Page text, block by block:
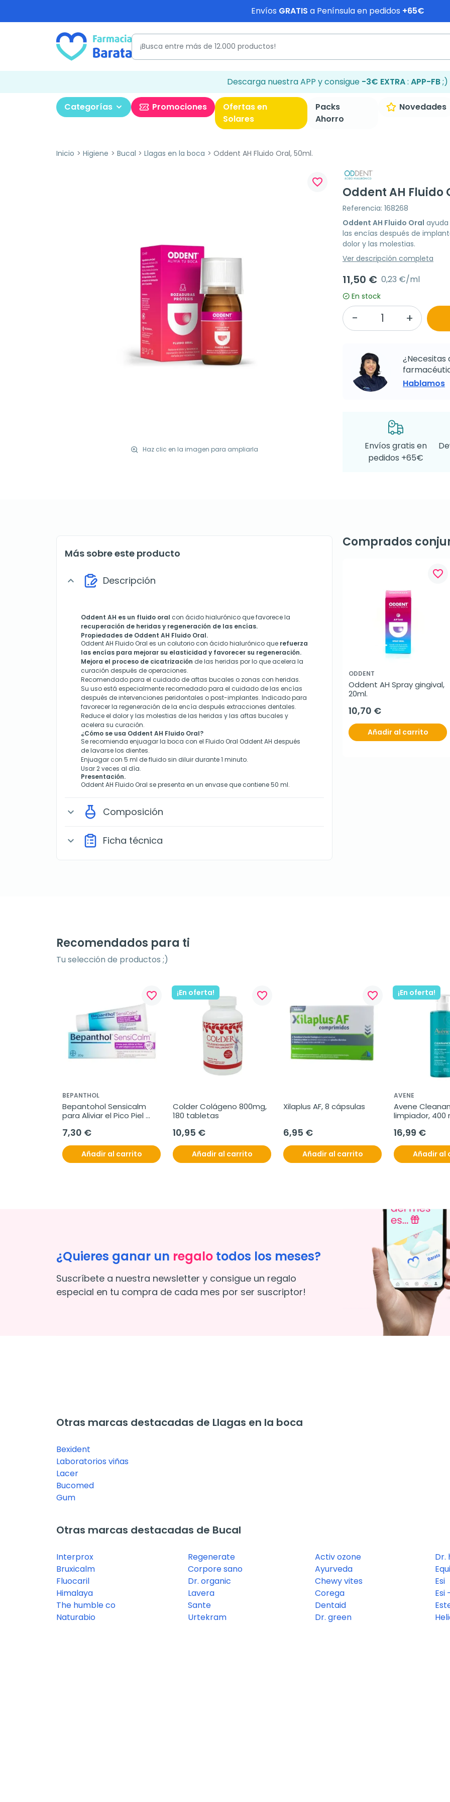
Envíos GRATIS a Península en pedidos +65€
Descarga nuestra APP y consigue -3€ EXTRA: APP-FB;)
Categorías Promociones
Ofertas en
Solares
Packs
Ahorro
Novedades
Inicio Higiene Bucal Llagas en la boca Oddent AH Fluido Oral, 50ml.
Haz clic en la imagen para ampliarla
favorite_border
Oddent AH Fluido
Referencia: 168268
Oddent AH Fluido Oral ayuda
las encías después de
dolor y las molestias.
Ver descripción completa
11,50 € 0,23 €/ml
En stock
¿Necesitas
Hablamos
Envíos gratis en
pedidos +65€
Más sobre este producto
expand_more Descripción
Oddent AH es un fluido oral con ácido hialurónico que favorece la
recuperación de heridas y regeneración de las encías.
Propiedades de Oddent AH Fluido Oral.
Oddent AH Fluido Oral es un colutorio con ácido hialurónico que refuerza
las encías para mejorar su elasticidad y favorecer su regeneración.
Mejora el proceso de cicatrización de las heridas por lo que acelera la
curación después de operaciones.
Recomendado para el cuidado de aftas bucales o zonas con heridas.
Su uso está especialmente recomedado para el cuidado de las encías
después de intervenciones peridontales o post-implantes. Indicado para
favorecer la regeneración de la encía después extracciones dentales.
Reduce el dolor y las molestias de las heridas y las aftas bucales y
acelera su curación.
¿Cómo se usa Oddent AH Fluido Oral?
Se recomienda enjuagar la boca con el Fluido Oral Oddent AH después
de lavarse los dientes.
Enjuagar con 5 ml de fluido sin diluir durante 1 minuto.
Usar 2 veces al día.
Presentación.
Oddent AH Fluido Oral se presenta en un envase que contiene 50 ml.
expand_more Composición
expand_more Ficha técnica
Comprados
favorite_border
ODDENT
Oddent AH Spray gingival,
20ml.
10,70 €
Añadir al carrito
Recomendados para ti
Tu selección de productos ;)
favorite_border
BEPANTHOL
Bepantohol Sensicalm
para Aliviar el Pico Piel
7,30 €
Añadir al carrito
¡En oferta! favorite_border
Colder Colágeno 800mg,
180 tabletas
10,95 €
Añadir al carrito
favorite_border
Xilaplus AF, 8 cápsulas
6,95 €
Añadir al carrito
¡En oferta!
AVENE
Avene
limpiador, 400
16,99 €
Añadir al
¿Quieres ganar un regalo todos los meses?
Suscríbete a nuestra newsletter y consigue un regalo
especial en tu compra de cada mes por ser suscriptor!
Otras marcas destacadas de Llagas en la boca
Bexident
Laboratorios viñas
Lacer
Bucomed
Gum
Otras marcas destacadas de Bucal
Interprox
Bruxicalm
Fluocaril
Himalaya
The humble co
Naturabio
Regenerate
Corpore sano
Dr. organic
Lavera
Sante
Urtekram
Activ ozone
Ayurveda
Chewy vites
Corega
Dentaid
Dr. green
Dr.
Esi